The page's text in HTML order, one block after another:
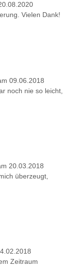
Vielen Dank!
09.06.2018
noch nie so leicht,
20.03.2018
überzeugt,
Zeitraum